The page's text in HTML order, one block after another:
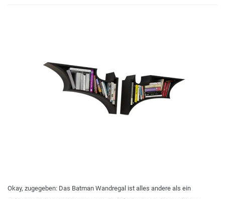
Okay, zugegeben: Das Batman Wandregal ist alles andere als ein